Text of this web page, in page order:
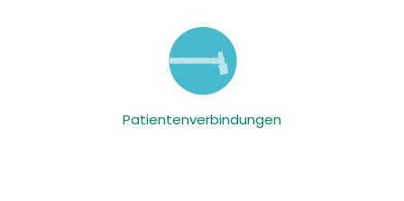
Patientenverbindungen